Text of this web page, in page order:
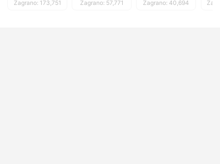
Zagrano: 173,751 Zagrano: 57,771 Zagrano: 40,694